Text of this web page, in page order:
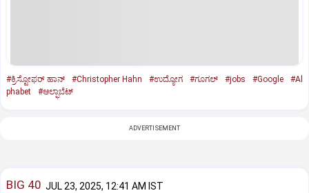
#ಕ್ರಿಸ್ಟೋಫ‌ರ್‌ ಹಾನ್‌ #Christopher Hahn #ಉದ್ಯೋಗ #ಗೂಗಲ್‌ #jobs #Google
#Al
phabet
#ಆಲ್ಫಾಬೆಟ್‌
ADVERTISEMENT
BIG 40 JUL 23, 2025, 12:41 AM IST